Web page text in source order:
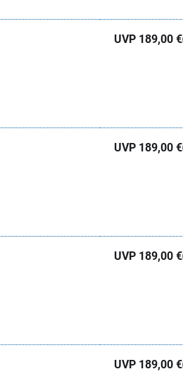
UVP 189,00 €
UVP 189,00 €
UVP 189,00 €
UVP 189,00 €